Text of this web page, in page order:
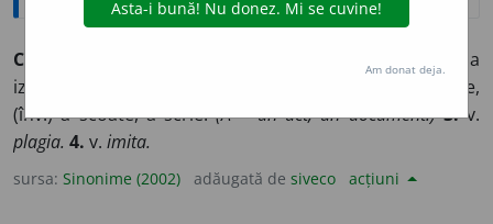
COPI
a reproduce, a transcrie, (înv.) a decopia, a
izvodi, a prescrie.
a reproduce,
(înv.) a scoate, a scrie.(A ~ un act, un document.) 3.v.
plagia. 4. v. imita.
sursa: Sinonime (2002) adăugată de siveco acțiuni
Am donat deja.